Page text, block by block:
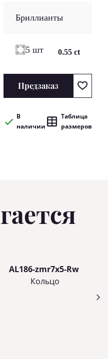
Бриллианты
5 шт 0.55 ct
Предзаказ
В
наличии
Таблица
размеров
AL186-zmr7x5-Rw
Кольцo